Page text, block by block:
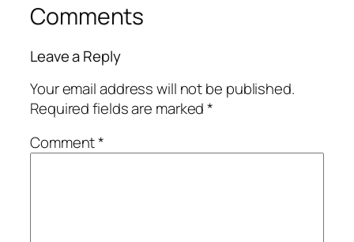
Comments
Leave a Reply
Your email address will not be published.
Required fields are marked*
Comment*